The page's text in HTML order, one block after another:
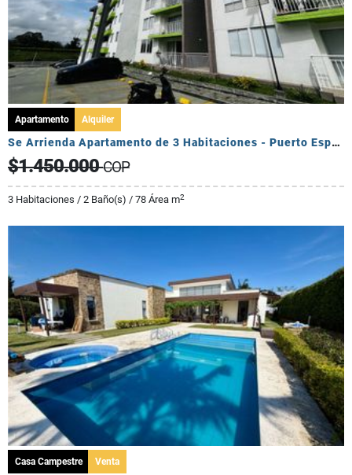
Apartamento Alquiler
Se Arrienda Apartamento de 3 Habitaciones - Puerto Espejo
$1.450.000COP
3 Habitaciones / 2 Baño(s) / 78 Área m2
Casa Campestre Venta